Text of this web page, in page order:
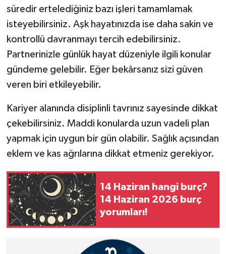
süredir ertelediğiniz bazı işleri tamamlamak
isteyebilirsiniz. Aşk hayatınızda ise daha sakin ve
kontrollü davranmayı tercih edebilirsiniz.
Partnerinizle günlük hayat düzeniyle ilgili konular
gündeme gelebilir. Eğer bekârsanız sizi güven
veren biri etkileyebilir.
Kariyer alanında disiplinli tavrınız sayesinde dikkat
çekebilirsiniz. Maddi konularda uzun vadeli plan
yapmak için uygun bir gün olabilir. Sağlık açısından
eklem ve kas ağrılarına dikkat etmeniz gerekiyor.
14 Haziran hangi burç?
14 Haziran 2026 burç
yorumları!